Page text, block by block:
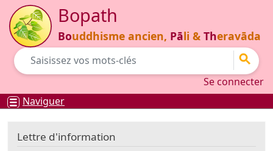
Aller au contenu principal
Bopath
Bouddhisme ancien, Pāli & Theravāda
Go
Se connecter
Naviguer
Lettre d'information